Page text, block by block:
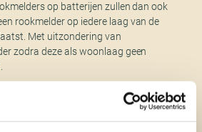
op batterijen zullen dan ook
rookmelder op iedere laag van de
Met uitzondering van
zodra deze als woonlaag geen
rookmelder